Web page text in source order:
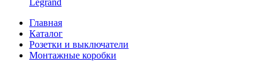
Legrand
Главная
Каталог
Розетки и выключатели
Монтажные коробки